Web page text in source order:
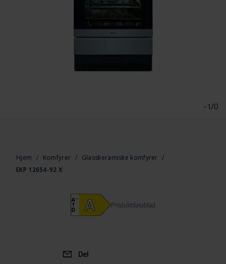
-1/0
Hjem Komfyrer
Glasskeramiske komfyrer
EKP 12654-92 X
Del
Produktdatablad